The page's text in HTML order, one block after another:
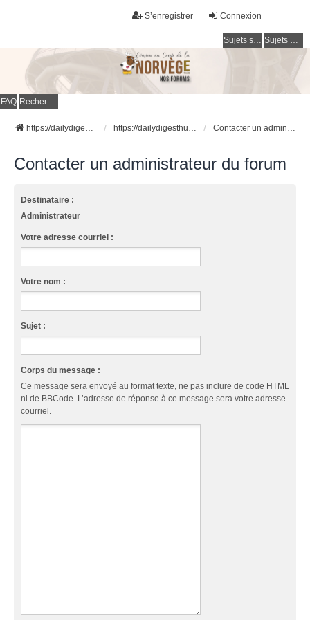
Connexion
S’enregistrer
Sujets sans réponse Sujets actifs
FAQ Rechercher
https://dailydigesthub.com https://dailydigesthub.com Contacter un administrateur du forum
Contacter un administrateur du forum
Destinataire :
Administrateur
Votre adresse courriel :
Votre nom :
Sujet :
Corps du message :
Ce message sera envoyé au format texte, ne pas inclure de code HTML
ni de BBCode. L’adresse de réponse à ce message sera votre adresse
courriel.